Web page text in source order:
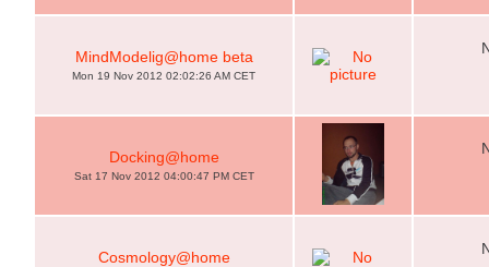
MindModelig@home beta
Mon 19 Nov 2012 02:02:26 AM CET
Docking@home
Sat 17 Nov 2012 04:00:47 PM CET
Cosmology@home